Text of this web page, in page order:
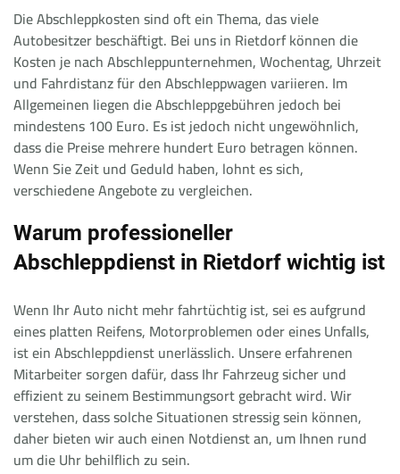
Die Abschleppkosten sind oft ein Thema, das viele
Autobesitzer beschäftigt. Bei uns in Rietdorf können die
Kosten je nach Abschleppunternehmen, Wochentag, Uhrzeit
und Fahrdistanz für den Abschleppwagen variieren. Im
Allgemeinen liegen die Abschleppgebühren jedoch bei
mindestens 100 Euro. Es ist jedoch nicht ungewöhnlich,
dass die Preise mehrere hundert Euro betragen können.
Wenn Sie Zeit und Geduld haben, lohnt es sich,
verschiedene Angebote zu vergleichen.
Warum professioneller
Abschleppdienst in Rietdorf wichtig ist
Wenn Ihr Auto nicht mehr fahrtüchtig ist, sei es aufgrund
eines platten Reifens, Motorproblemen oder eines Unfalls,
ist ein Abschleppdienst unerlässlich. Unsere erfahrenen
Mitarbeiter sorgen dafür, dass Ihr Fahrzeug sicher und
effizient zu seinem Bestimmungsort gebracht wird. Wir
verstehen, dass solche Situationen stressig sein können,
daher bieten wir auch einen Notdienst an, um Ihnen rund
um die Uhr behilflich zu sein.